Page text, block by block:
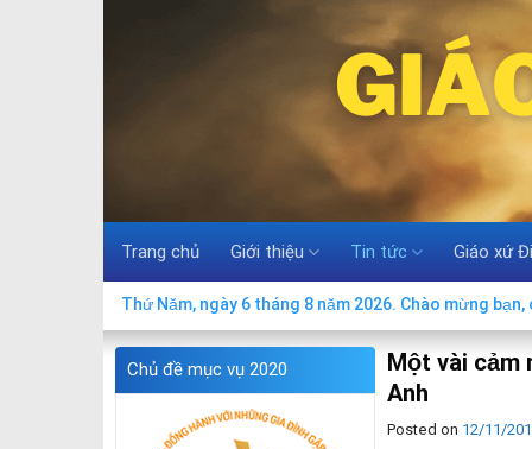
Trang chủ Giới thiệu Tin tức Giáo xứ
Thứ Năm, ngày 6 tháng 8 năm 2026. Chào mừng
Chủ đề mục vụ 2020
Một vài cảm
Anh
Posted on 12/11/